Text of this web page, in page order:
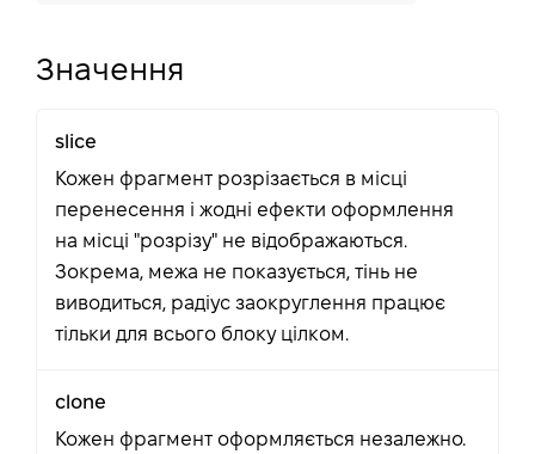
Значення
slice
Кожен фрагмент розрізається в місці
перенесення і жодні ефекти оформлення
на місці "розрізу" не відображаються.
Зокрема, межа не показується, тінь не
виводиться, радіус заокруглення працює
тільки для всього блоку цілком.
clone
Кожен фрагмент оформляється незалежно.